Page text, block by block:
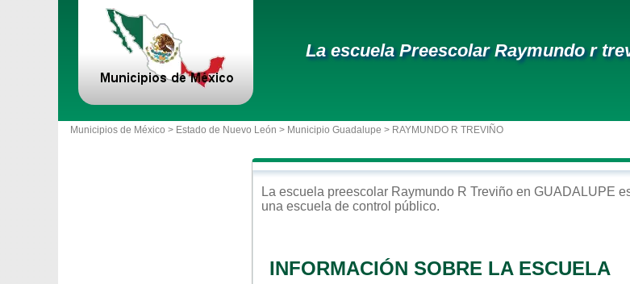
La escuela Preescolar Raymundo r
Municipios de México > Estado de Nuevo León > Municipio Guadalupe > RAYMUNDO R TREVIÑO
La escuela preescolar Raymundo R Treviño en GUADALUPE
una escuela de control público.
INFORMACIÓN SOBRE LA ESCUELA